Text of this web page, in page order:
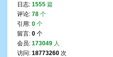
日志: 1555 篇
评论: 78 个
引用: 0 个
留言: 0 个
会员: 173049 人
访问: 18773260 次